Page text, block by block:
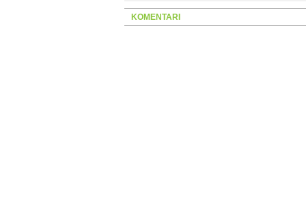
KOMENTARI